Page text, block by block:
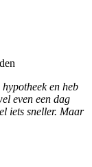
en heb
even een dag
iets sneller. Maar